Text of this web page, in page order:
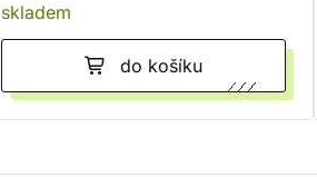
skladem
do košíku